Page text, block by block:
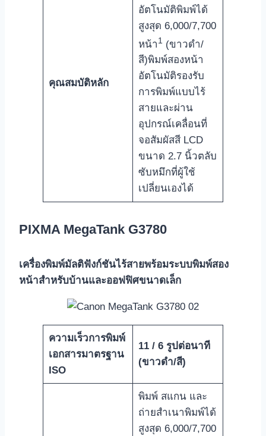
คุณสมบัติหลัก
อัตโนมัติพิมพ์ได้
สูงสุด 6,000/7,700
หน้า1 (ขาวดำ/
สี)พิมพ์สองหน้า
อัตโนมัติรองรับ
การพิมพ์แบบไร้
สายและผ่าน
อุปกรณ์เคลื่อนที่
จอสัมผัสสี LCD
ขนาด 2.7 นิ้วตลับ
ซับหมึกที่ผู้ใช้
เปลี่ยนเองได้
PIXMA MegaTank G3780
เครื่องพิมพ์มัลติฟังก์ชันไร้สายพร้อมระบบพิมพ์สอง
หน้าสำหรับบ้านและออฟฟิศขนาดเล็ก
ความเร็วการพิมพ์
เอกสารมาตรฐาน
ISO
11 / 6 รูปต่อนาที
(ขาวดำ/สี)
พิมพ์ สแกน และ
ถ่ายสำเนาพิมพ์ได้
สูงสุด 6,000/7,700